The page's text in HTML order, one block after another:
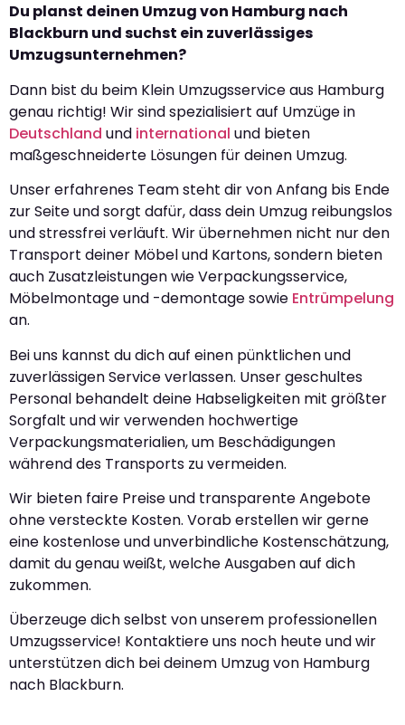
Du planst deinen Umzug von Hamburg nach
Blackburn und suchst ein zuverlässiges
Umzugsunternehmen?
Dann bist du beim Klein Umzugsservice aus Hamburg
genau richtig! Wir sind spezialisiert auf Umzüge in
Deutschland und international und bieten
maßgeschneiderte Lösungen für deinen Umzug.
Unser erfahrenes Team steht dir von Anfang bis Ende
zur Seite und sorgt dafür, dass dein Umzug reibungslos
und stressfrei verläuft. Wir übernehmen nicht nur den
Transport deiner Möbel und Kartons, sondern bieten
auch Zusatzleistungen wie Verpackungsservice,
Möbelmontage und -demontage sowie Entrümpelung
an.
Bei uns kannst du dich auf einen pünktlichen und
zuverlässigen Service verlassen. Unser geschultes
Personal behandelt deine Habseligkeiten mit größter
Sorgfalt und wir verwenden hochwertige
Verpackungsmaterialien, um Beschädigungen
während des Transports zu vermeiden.
Wir bieten faire Preise und transparente Angebote
ohne versteckte Kosten. Vorab erstellen wir gerne
eine kostenlose und unverbindliche Kostenschätzung,
damit du genau weißt, welche Ausgaben auf dich
zukommen.
Überzeuge dich selbst von unserem professionellen
Umzugsservice! Kontaktiere uns noch heute und wir
unterstützen dich bei deinem Umzug von Hamburg
nach Blackburn.